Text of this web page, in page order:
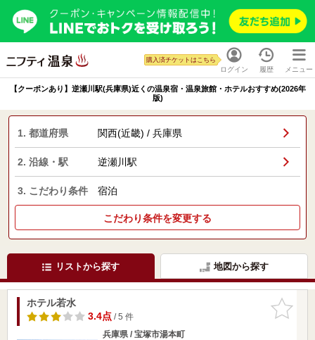
ログイン
購入済チケットはこちら
履歴 メニュー
【クーポンあり】逆瀬川駅(兵庫県)近くの温泉宿・温泉旅館・ホテルおすすめ(2026年
版)
1. 都道府県 関西(近畿) / 兵庫県
2. 沿線・駅 逆瀬川駅
3. こだわり条件 宿泊
こだわり条件を変更する
リストから探す 地図から探す
お気に入
りに追加
ホテル若水
3.4点/ 5 件
兵庫県 / 宝塚市湯本町